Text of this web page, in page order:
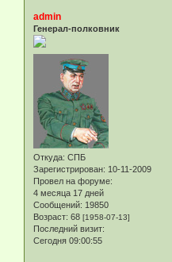
admin
Генерал-полковник
Откуда: СПБ
Зарегистрирован: 10-11-2009
Провел на форуме:
4 месяца 17 дней
Сообщений: 19850
Возраст: 68 [1958-07-13]
Последний визит:
Сегодня 09:00:55